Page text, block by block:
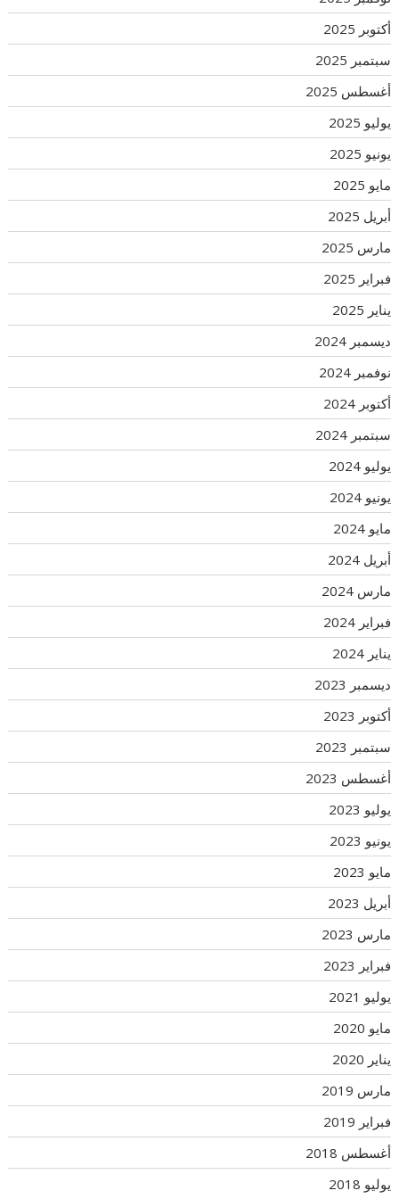
أكتوبر 2025
سبتمبر 2025
أغسطس 2025
يوليو 2025
يونيو 2025
مايو 2025
أبريل 2025
مارس 2025
فبراير 2025
يناير 2025
ديسمبر 2024
نوفمبر 2024
أكتوبر 2024
سبتمبر 2024
يوليو 2024
يونيو 2024
مايو 2024
أبريل 2024
مارس 2024
فبراير 2024
يناير 2024
ديسمبر 2023
أكتوبر 2023
سبتمبر 2023
أغسطس 2023
يوليو 2023
يونيو 2023
مايو 2023
أبريل 2023
مارس 2023
فبراير 2023
يوليو 2021
مايو 2020
يناير 2020
مارس 2019
فبراير 2019
أغسطس 2018
يوليو 2018